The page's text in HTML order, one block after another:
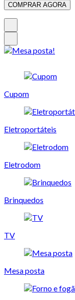
COMPRAR AGORA
Cupom
Eletroportáteis
Eletrodom
Brinquedos
TV
Mesa posta